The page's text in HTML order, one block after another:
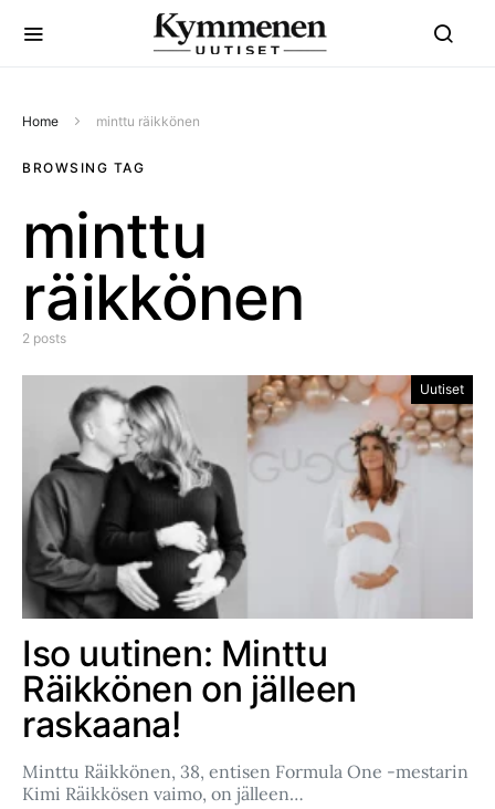
Home minttu räikkönen
BROWSING TAG
minttu
räikkönen
2 posts
Uutiset
Iso uutinen: Minttu
Räikkönen on jälleen
raskaana!
Minttu Räikkönen, 38, entisen Formula One -mestarin
Kimi Räikkösen vaimo, on jälleen…